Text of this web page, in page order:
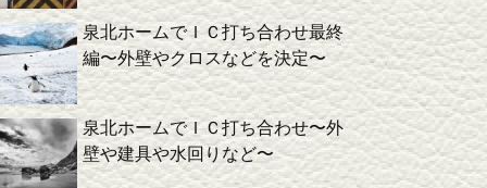
泉北ホームでＩＣ打ち合わせ最終
編〜外壁やクロスなどを決定〜
泉北ホームでＩＣ打ち合わせ〜外
壁や建具や水回りなど〜